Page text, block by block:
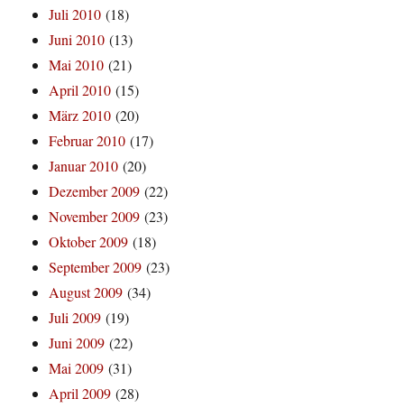
Juli 2010 (18)
Juni 2010 (13)
Mai 2010 (21)
April 2010 (15)
März 2010 (20)
Februar 2010 (17)
Januar 2010 (20)
Dezember 2009 (22)
November 2009 (23)
Oktober 2009 (18)
September 2009 (23)
August 2009 (34)
Juli 2009 (19)
Juni 2009 (22)
Mai 2009 (31)
April 2009 (28)